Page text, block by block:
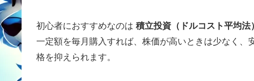
初心者におすすめなのは 積立投資（ドルコスト平均法）
一定額を毎月購入すれば、株価が高いときは少なく、
格を抑えられます。